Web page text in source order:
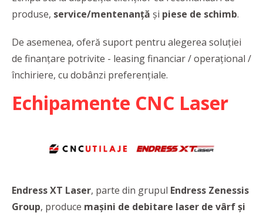
produse, service/mentenanță și piese de schimb.
De asemenea, oferă suport pentru alegerea soluției
de finanțare potrivite - leasing financiar / operațional /
închiriere, cu dobânzi preferențiale.
Echipamente CNC Laser
Endress XT Laser, parte din grupul Endress Zenessis
Group, produce mașini de debitare laser de vârf și